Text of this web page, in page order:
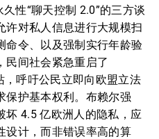
性“聊天控制 2.0”的三方谈
许对私人信息进行大规模扫
命令、以及强制实行年龄验
民间社会紧急重启了
呼吁公民立即向欧盟立法
保护基本权利。布赖尔强
坏 4.5 亿欧洲人的隐私，应
设计，而非错误率高的算